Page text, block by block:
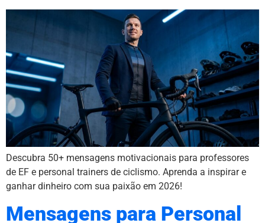
Descubra 50+ mensagens motivacionais para professores
de EF e personal trainers de ciclismo. Aprenda a inspirar e
ganhar dinheiro com sua paixão em 2026!
Mensagens para Personal